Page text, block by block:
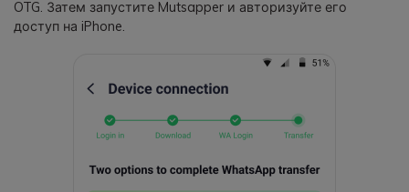
OTG. Затем запустите Mutsapper и авторизуйте его
доступ на iPhone.